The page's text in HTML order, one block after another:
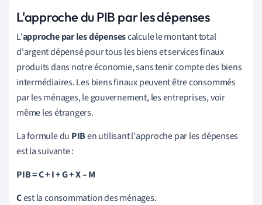
L'approche du PIB par les dépenses
L'approche par les dépensescalcule le montant total
d'argent dépensé pour tous les biens et services finaux
produits dans notre économie, sans tenir compte des biens
intermédiaires. Les biens finaux peuvent être consommés
par les ménages, le gouvernement, les entreprises, voir
même les étrangers.
La formule du PIBen utilisant l'approche par les dépenses
est la suivante :
PIB = C + I + G + X – M
Cest la consommation des ménages.